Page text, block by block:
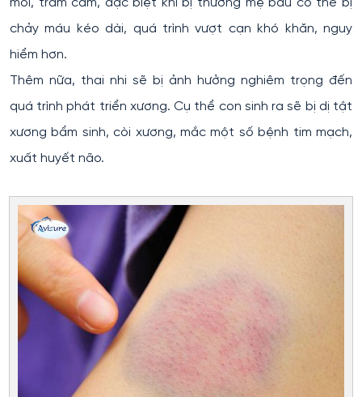
mỏi, trầm cảm, đặc biệt khi bị thương mẹ bầu có thể bị
chảy máu kéo dài, quá trình vượt cạn khó khăn, nguy
hiểm hơn.
Thêm nữa, thai nhi sẽ bị ảnh hưởng nghiêm trọng đến
quá trình phát triển xương. Cụ thể con sinh ra sẽ bị dị tật
xương bẩm sinh, còi xương, mắc một số bệnh tim mạch,
xuất huyết não.